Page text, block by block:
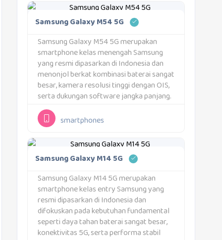
Samsung Galaxy M54 5G
Samsung Galaxy M54 5G merupakan
smartphone kelas menengah Samsung
yang resmi dipasarkan di Indonesia dan
menonjol berkat kombinasi baterai sangat
besar, kamera resolusi tinggi dengan OIS,
serta dukungan software jangka panjang.
Galaxy M54 5G menempati posisi unik di
lini Galaxy M karena membawa spesifikasi
yang mendekati seri Galaxy A kelas...
smartphones
Samsung Galaxy M14 5G
Samsung Galaxy M14 5G merupakan
smartphone kelas entry Samsung yang
resmi dipasarkan di Indonesia dan
difokuskan pada kebutuhan fundamental
seperti daya tahan baterai sangat besar,
konektivitas 5G, serta performa stabil